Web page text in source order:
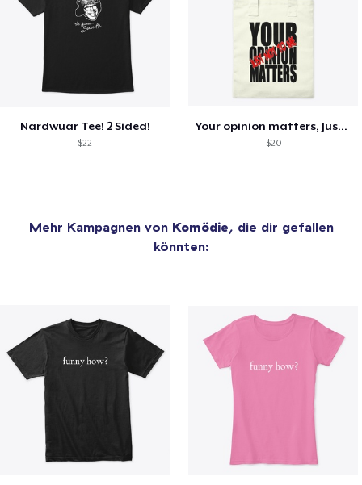
Nardwuar Tee! 2 Sided!
$22
Your opinion matters, Just not to me!
$20
Mehr Kampagnen von Komödie, die dir gefallen
könnten: